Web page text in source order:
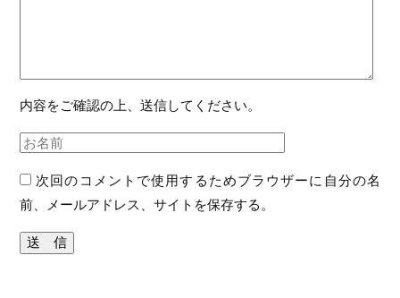
内容をご確認の上、送信してください。
次回のコメントで使用するためブラウザーに自分の名
前、メールアドレス、サイトを保存する。